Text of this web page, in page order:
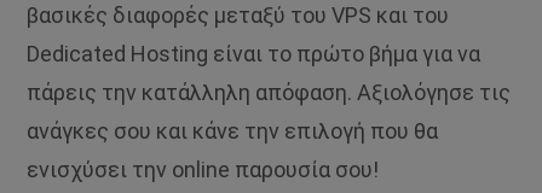
βασικές διαφορές μεταξύ του VPS και του
Dedicated Hosting είναι το πρώτο βήμα για να
πάρεις την κατάλληλη απόφαση. Αξιολόγησε τις
ανάγκες σου και κάνε την επιλογή που θα
ενισχύσει την online παρουσία σου!